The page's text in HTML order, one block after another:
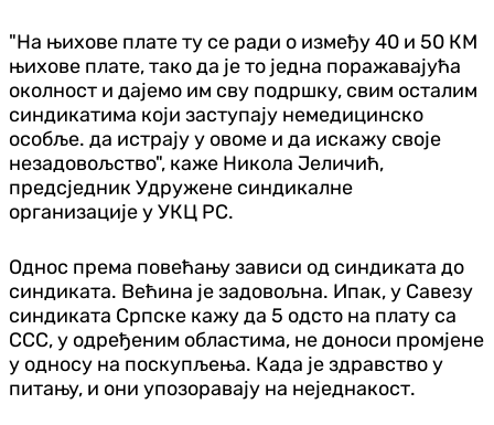
"На њихове плате ту се ради о између 40 и 50 КМ
њихове плате, тако да је то једна поражавајућа
околност и дајемо им сву подршку, свим осталим
синдикатима који заступају немедицинско
особље. да истрају у овоме и да искажу своје
незадовољство", каже Никола Јеличић,
предсједник Удружене синдикалне
организације у УКЦ РС.
Однос према повећању зависи од синдиката до
синдиката. Већина је задовољна. Ипак, у Савезу
синдиката Српске кажу да 5 oдсто на плату са
ССС, у одређеним областима, не доноси промјене
у односу на поскупљења. Када је здравство у
питању, и они упозоравају на неједнакост.